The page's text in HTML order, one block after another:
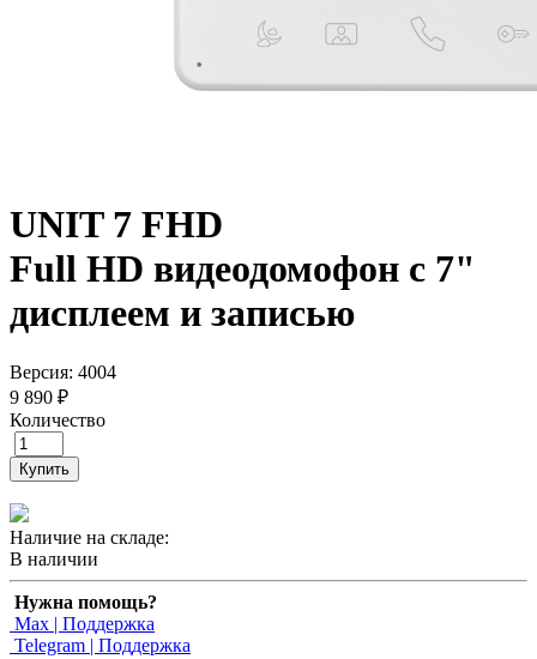
UNIT 7 FHD
Full HD видеодомофон с 7"
дисплеем и записью
Версия: 4004
9 890 ₽
Количество
Купить
Наличие на складе:
В наличии
Нужна помощь?
Max | Поддержка
Telegram | Поддержка